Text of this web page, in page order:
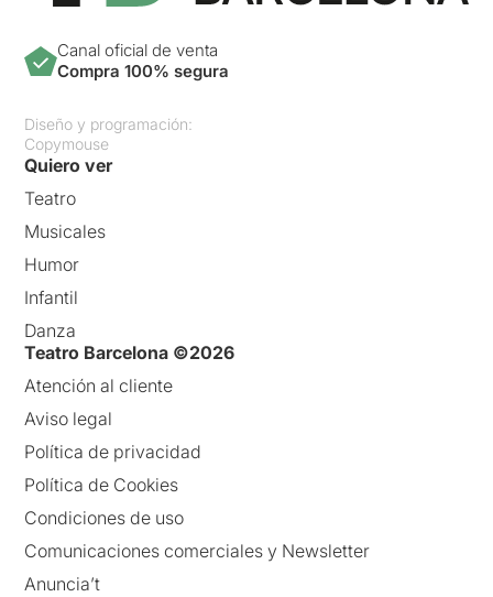
Canal oficial de venta
Compra 100% segura
Diseño y programación:
Copymouse
Quiero ver
Teatro
Musicales
Humor
Infantil
Danza
Teatro Barcelona ©2026
Atención al cliente
Aviso legal
Política de privacidad
Política de Cookies
Condiciones de uso
Comunicaciones comerciales y Newsletter
Anuncia’t